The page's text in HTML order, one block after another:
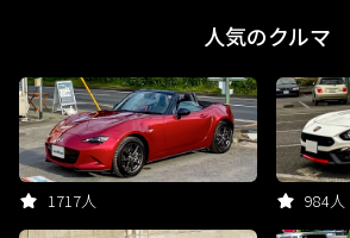
人気のクルマ
1717人 984人